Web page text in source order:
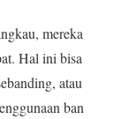
mereka
Hal ini bisa
atau
ban